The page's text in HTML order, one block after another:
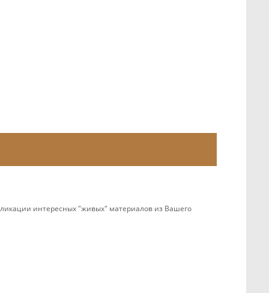
интересных "живых" материалов из Вашего